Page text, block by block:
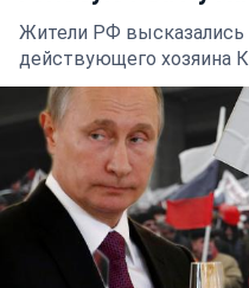
Жители РФ высказались
действующего хозяина